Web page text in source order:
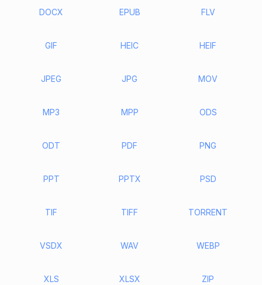
DOCX EPUB FLV
GIF HEIC HEIF
JPEG JPG MOV
MP3 MPP ODS
ODT PDF PNG
PPT PPTX PSD
TIF TIFF TORRENT
VSDX WAV WEBP
XLS XLSX ZIP